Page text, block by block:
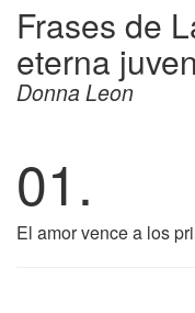
Frases de
eterna
Donna Leon
01.
El amor vence a los